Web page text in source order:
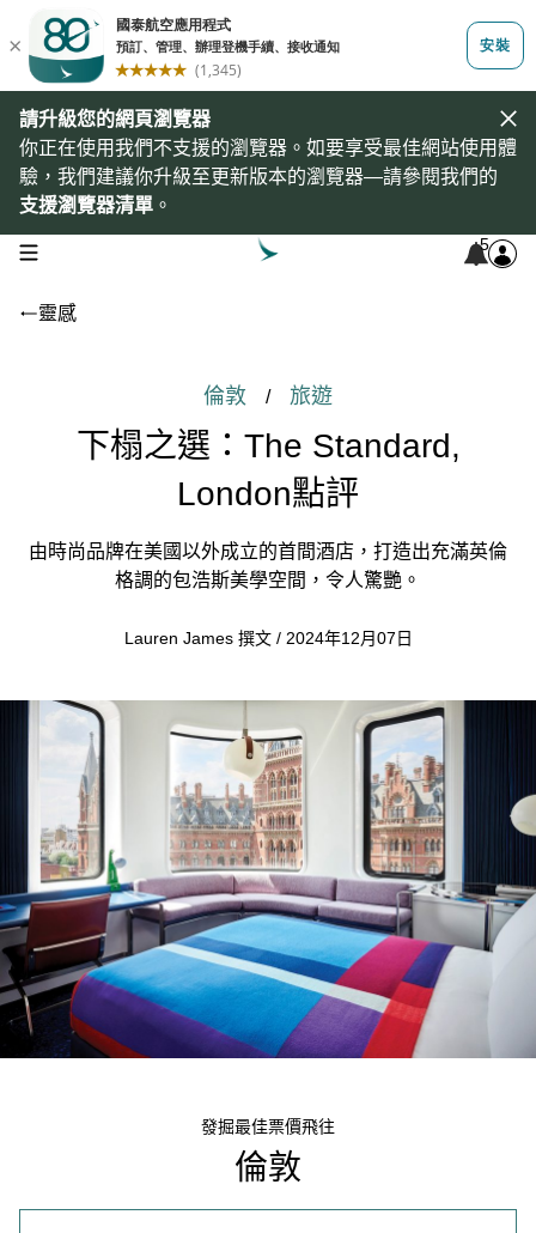
請升級您的網頁瀏覽器
你正在使用我們不支援的瀏覽器。如要享受最佳網站使用體
驗，我們建議你升級至更新版本的瀏覽器—請參閱我們的
支援瀏覽器清單 。
open navigation menu 5
靈感
倫敦 / 旅遊
下榻之選：The Standard,
London點評
由時尚品牌在美國以外成立的首間酒店，打造出充滿英倫
格調的包浩斯美學空間，令人驚艷。
Lauren James 撰文 / 2024年12月07日
發掘最佳票價飛往
倫敦